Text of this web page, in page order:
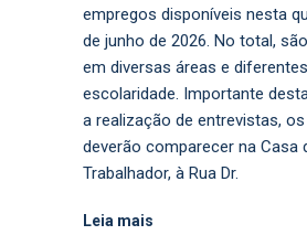
empregos disponíveis nesta
de junho de 2026. No total,
em diversas áreas e
escolaridade. Importante
a realização de entrevistas,
deverão comparecer na Casa
Trabalhador, à Rua Dr.
Leia mais